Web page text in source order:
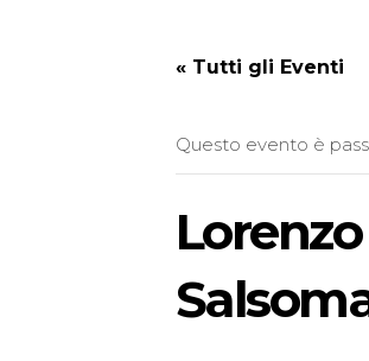
« Tutti gli Eventi
Questo evento è